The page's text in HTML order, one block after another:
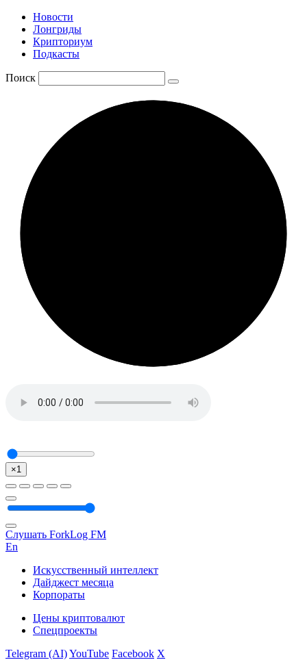
Новости
Лонгриды
Крипториум
Подкасты
Поиск
×1
Слушать ForkLog FM
En
Искусственный интеллект
Дайджест месяца
Корпораты
Цены криптовалют
Спецпроекты
Telegram (AI)YouTube Facebook X